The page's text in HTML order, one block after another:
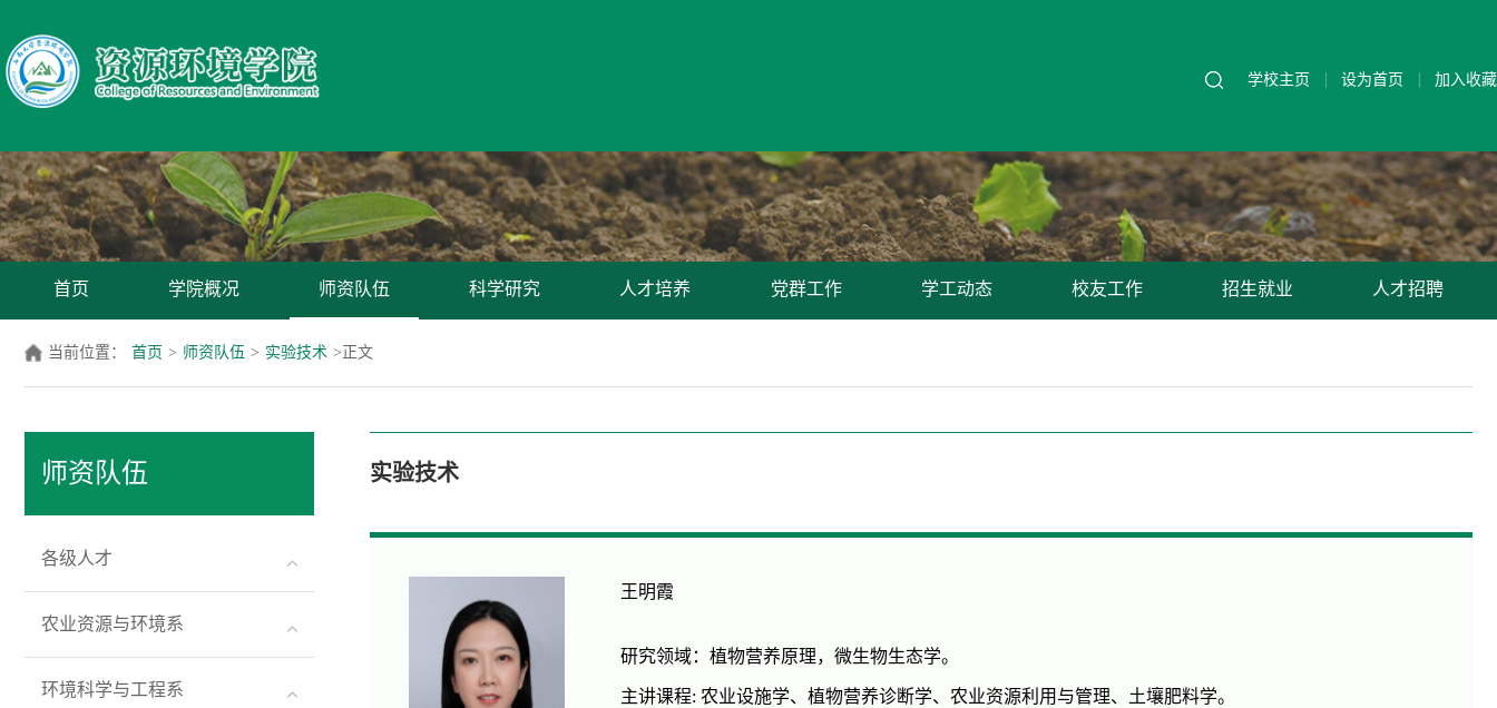
学校主页 设为首页 加入收藏
首页 学院概况 师资队伍 科学研究 人才培养 党群工作 学工动态 校友工作 招生就业 人才招聘
当前位置： 首页 > 师资队伍 > 实验技术 >正文
师资队伍
各级人才
农业资源与环境系
环境科学与工程系
实验技术
王明霞
研究领域：植物营养原理，微生物生态学。
主讲课程: 农业设施学、植物营养诊断学、农业资源利用与管理、土壤肥料学。